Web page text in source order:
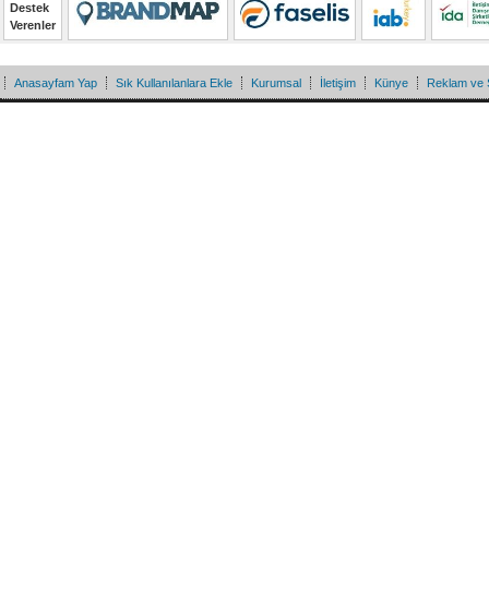
Destek
Verenler
Anasayfam Yap Sık Kullanılanlara Ekle Kurumsal İletişim Künye Reklam ve